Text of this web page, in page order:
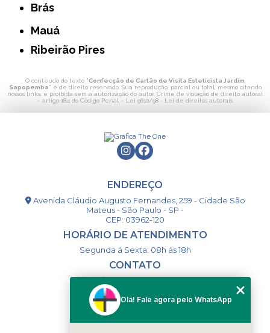
Brás
Mauá
Ribeirão Pires
O conteúdo do texto "Confecção de Cartão de Visita Esteticista Jardim
Sapopemba" é de direito reservado. Sua reprodução, parcial ou total, mesmo citando
nossos links, é proibida sem a autorização do autor. Crime de violação de direito autoral
– artigo 184 do Código Penal – Lei 9610/98 - Lei de direitos autorais.
ENDEREÇO
Avenida Cláudio Augusto Fernandes, 259 - Cidade São
Mateus - São Paulo - SP -
CEP: 03962-120
HORÁRIO DE ATENDIMENTO
Segunda á Sexta: 08h ás 18h
CONTATO
(11) 98993-9556
togsm1@gmail.com
Olá! Fale agora pelo WhatsApp